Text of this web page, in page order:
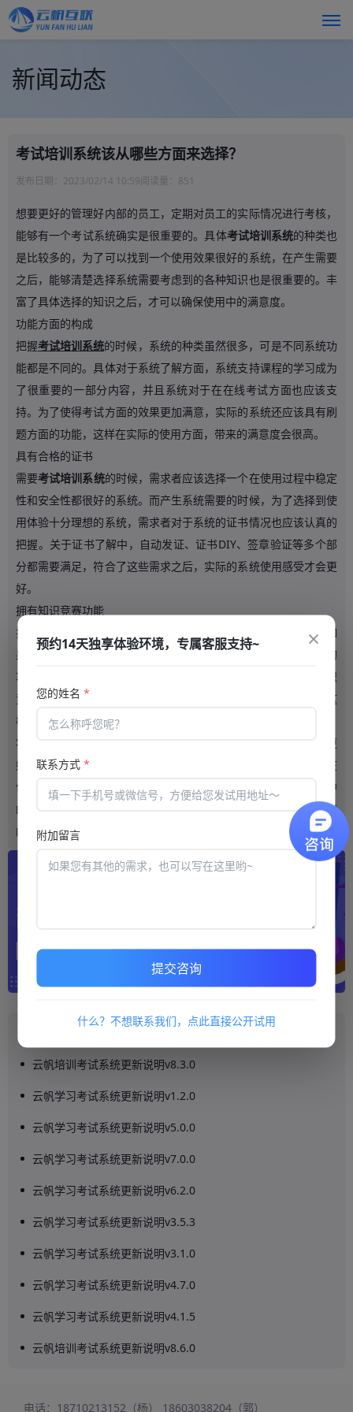
新闻动态
考试培训系统该从哪些方面来选择？
发布日期： 2023/02/14 10:59阅读量： 851
想要更好的管理好内部的员工，定期对员工的实际情况进行考核，
能够有一个考试系统确实是很重要的。具体考试培训系统的种类也
是比较多的，为了可以找到一个使用效果很好的系统，在产生需要
之后，能够清楚选择系统需要考虑到的各种知识也是很重要的。丰
富了具体选择的知识之后，才可以确保使用中的满意度。
功能方面的构成
把握考试培训系统的时候，系统的种类虽然很多，可是不同系统功
能都是不同的。具体对于系统了解方面，系统支持课程的学习成为
了很重要的一部分内容，并且系统对于在在线考试方面也应该支
持。为了使得考试方面的效果更加满意，实际的系统还应该具有刷
题方面的功能，这样在实际的使用方面，带来的满意度会很高。
具有合格的证书
需要考试培训系统的时候，需求者应该选择一个在使用过程中稳定
性和安全性都很好的系统。而产生系统需要的时候，为了选择到使
用体验十分理想的系统，需求者对于系统的证书情况也应该认真的
把握。关于证书了解中，自动发证、证书DIY、签章验证等多个部
分都需要满足，符合了这些需求之后，实际的系统使用感受才会更
好。
拥有知识竞赛功能
把握
还需要注意，实际考试虽然是很枯燥的，可是如
果系统的功能很丰富，那么使用过程中也会充满乐趣。对于系统的
功能了解中，能够支持知识竞赛确实是很不错的一部分构成。知识
竞赛可以灵活的进行配置，在内部的榜单方面也应该是完整的，这
样确实可以带给用户很不错的感受。
将这些内容都了解之后，
在选择之后的结果才会更
好。并且系统使用过程中，系统是否可以满足不同用户的需求，在
使用的端口方面是否丰富化都应该认真的了解。只有在这些构成中
的因素效果确实是很不错的，才可以带给每一位使用者更好的使用
的感受。
云帆培训考试系统更新说明v8.3.0
云帆学习考试系统更新说明v1.2.0
云帆学习考试系统更新说明v5.0.0
云帆学习考试系统更新说明v7.0.0
云帆学习考试系统更新说明v6.2.0
云帆学习考试系统更新说明v3.5.3
云帆学习考试系统更新说明v3.1.0
云帆学习考试系统更新说明v4.7.0
云帆学习考试系统更新说明v4.1.5
云帆培训考试系统更新说明v8.6.0
电话： 18710213152（杨） 18603038204（郭）
×
预约14天独享体验环境，专属客服支持~
您的姓名*
联系方式*
附加留言
提交咨询
什么？不想联系我们，点此直接公开试用